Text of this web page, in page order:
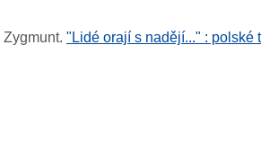
Zygmunt. "Lidé orají s nadějí..." : polské